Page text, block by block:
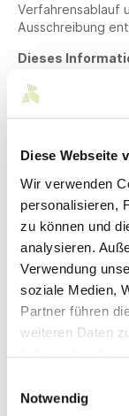
Diese Webseite
Wir verwenden
personalisieren,
zu können und
analysieren.
Verwendung
soziale Medien,
Partner führen
weiteren Daten
Notwendig
Verfahrensablauf
Ausschreibung
Dieses
zum Download
Wichtig: Der
Die Frist zur
Die Terminierung
September
startet.
Der vorläufige
vor:
Frist zur
Frist für